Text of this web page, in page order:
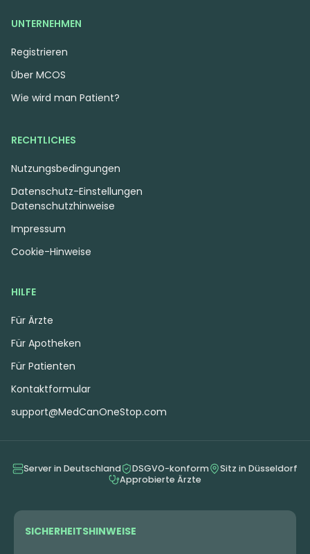
UNTERNEHMEN
Registrieren
Über MCOS
Wie wird man Patient?
HILFE
Für Ärzte
Für Apotheken
Für Patienten
Kontaktformular
support@MedCanOneStop.com
RECHTLICHES
Nutzungsbedingungen
Datenschutzhinweise
Impressum
Cookie-Hinweise
Datenschutz-Einstellungen
Server in Deutschland DSGVO-konform
Sitz in Düsseldorf
Approbierte Ärzte
SICHERHEITSHINWEISE